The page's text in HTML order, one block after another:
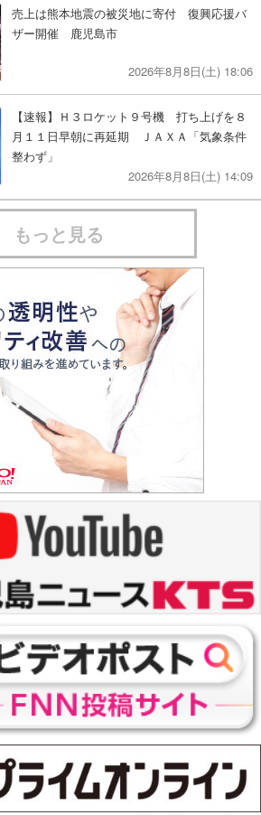
売上は熊本地震の被災地に寄付 復興応援バ
ザー開催 鹿児島市
2026年8月8日(土) 18:06
【速報】Ｈ３ロケット９号機 打ち上げを８
月１１日早朝に再延期 ＪＡＸＡ「気象条件
整わず」
2026年8月8日(土) 14:09
もっと見る